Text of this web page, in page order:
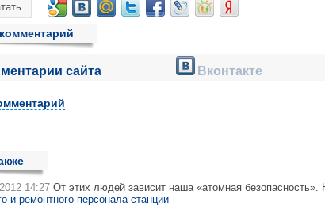
сайта Вконтакте
14:27 От этих людей зависит наша «атомная
и ремонтного персонала станции